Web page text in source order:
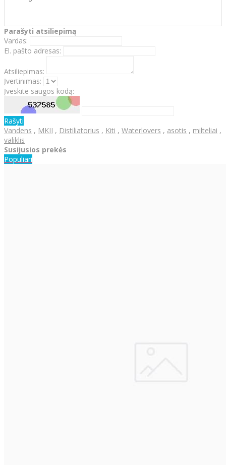
Parašyti atsiliepimą
Vardas:
El. pašto adresas:
Atsiliepimas:
Įvertinimas:
Įveskite saugos kodą:
Rašyti
Vandens , MKII , Distiliatorius , Kiti , Waterlovers , asotis , milteliai ,
valiklis
Susijusios prekės
Populiari